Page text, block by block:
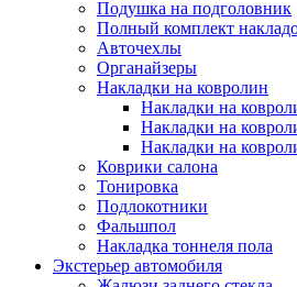
Подушка на подголовник
Полный комплект
Авточехлы
Органайзеры
Накладки на ковролин
Накладки на
Накладки на
Накладки на
Коврики салона
Тонировка
Подлокотники
Фальшпол
Накладка тоннеля пола
Экстерьер автомобиля